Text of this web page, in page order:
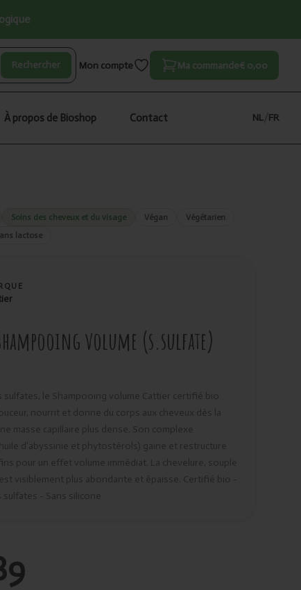
Rechercher Mon compte Ma commande€ 0,00
À propos de Bioshop Contact NL FR
Soins des cheveux et du visage Végan
Végétarien
lactose
volume (s.sulfate)
sulfates, le Shampooing volume Cattier certifié bio
nourrit et donne du corps aux cheveux dès la
masse capillaire plus dense. Son complexe
d’abyssinie et phytostérols) gaine et restructure
pour un effet volume immédiat. La chevelure, souple
visiblement plus abondante et épaisse. Certifié bio -
sulfates - Sans silicone